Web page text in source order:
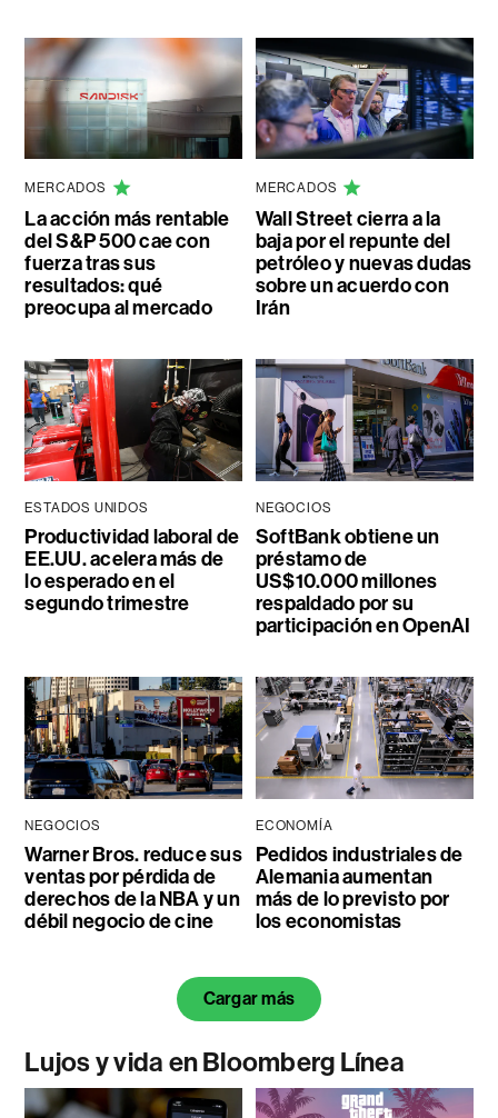
MERCADOS
La acción más rentable
del S&P 500 cae con
fuerza tras sus
resultados: qué
preocupa al mercado
MERCADOS
Wall Street cierra a la
baja por el repunte del
petróleo y nuevas dudas
sobre un acuerdo con
Irán
ESTADOS UNIDOS
Productividad laboral de
EE.UU. acelera más de
lo esperado en el
segundo trimestre
NEGOCIOS
SoftBank obtiene un
préstamo de
US$10.000 millones
respaldado por su
participación en OpenAI
NEGOCIOS
Warner Bros. reduce sus
ventas por pérdida de
derechos de la NBA y un
débil negocio de cine
ECONOMÍA
Pedidos industriales de
Alemania aumentan
más de lo previsto por
los economistas
Cargar más
Lujos y vida en Bloomberg Línea